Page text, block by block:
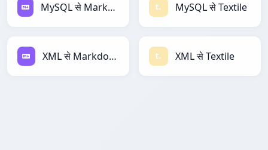
MySQL से Markdown MySQL से Textile
XML से Markdown XML से Textile